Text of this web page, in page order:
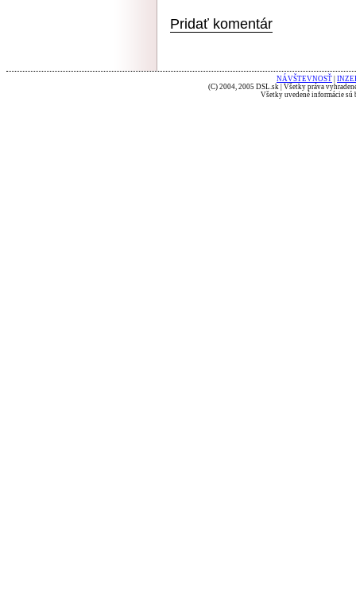
Pridať komentár
NÁVŠTEVNOSŤ
(C) 2004, 2005 DSL.sk | Všetky práva
Všetky uvedené informácie sú